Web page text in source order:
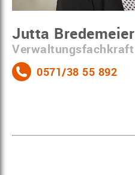
Jutta Bredemeier
Verwaltungsfachkraft
0571/38 55 892